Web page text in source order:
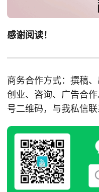
感谢阅读！
商务合作方式：撰稿
创业、咨询、广告合
号二维码，与我私信联